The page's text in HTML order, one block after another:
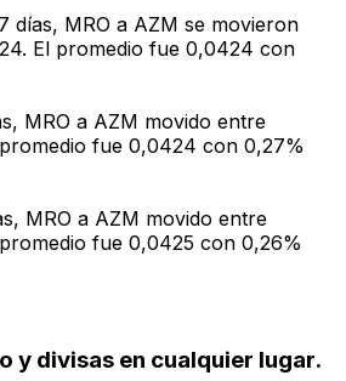
días, MRO a AZM se movieron
El promedio fue 0,0424 con
MRO a AZM movido entre
fue 0,0424 con 0,27%
MRO a AZM movido entre
fue 0,0425 con 0,26%
y divisas en cualquier lugar.